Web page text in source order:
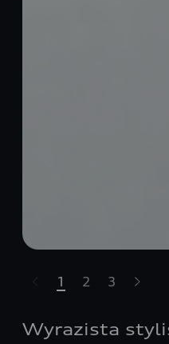
karuzelę
1 2 3
Wyrazista